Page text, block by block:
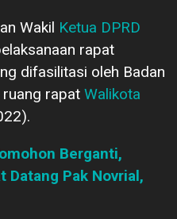
Wakil Ketua DPRD
rapat
difasilitasi oleh Badan
rapat Walikota
Berganti,
Datang Pak Novrial,